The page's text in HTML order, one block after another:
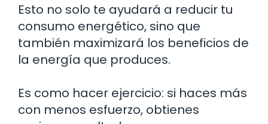
Esto no solo te ayudará a reducir tu
consumo energético, sino que
también maximizará los beneficios de
la energía que produces.
Es como hacer ejercicio: si haces más
con menos esfuerzo, obtienes